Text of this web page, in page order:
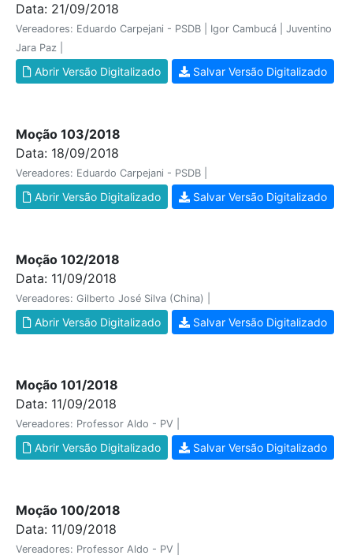
Data: 21/09/2018
Vereadores: Eduardo Carpejani - PSDB | Igor Cambucá | Juventino
Jara Paz |
Abrir Versão Digitalizado Salvar Versão Digitalizado
Moção 103/2018
Data: 18/09/2018
Vereadores: Eduardo Carpejani - PSDB |
Abrir Versão Digitalizado Salvar Versão Digitalizado
Moção 102/2018
Data: 11/09/2018
Vereadores: Gilberto José Silva (China) |
Abrir Versão Digitalizado Salvar Versão Digitalizado
Moção 101/2018
Data: 11/09/2018
Vereadores: Professor Aldo - PV |
Abrir Versão Digitalizado Salvar Versão Digitalizado
Moção 100/2018
Data: 11/09/2018
Vereadores: Professor Aldo - PV |